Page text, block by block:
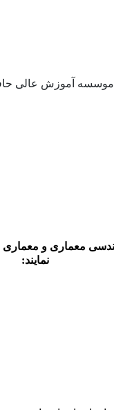
موسسه آموزش عالی
نمایند: